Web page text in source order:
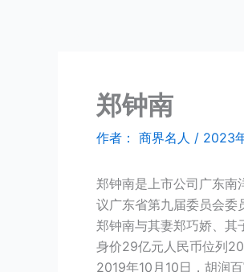
郑钟南
作者： 商界名人 / 2023
郑钟南是上市公司广东南
议广东省第九届委员会委
郑钟南与其妻郑巧娇、其
身价29亿元人民币位列
2019年10月10日，胡润